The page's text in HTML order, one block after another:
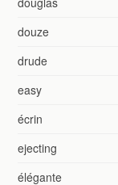
douze
drude
easy
écrin
ejecting
élégante